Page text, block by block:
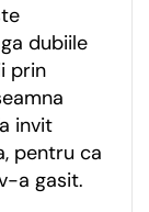
dubiile
prin
invit
pentru ca
a gasit.